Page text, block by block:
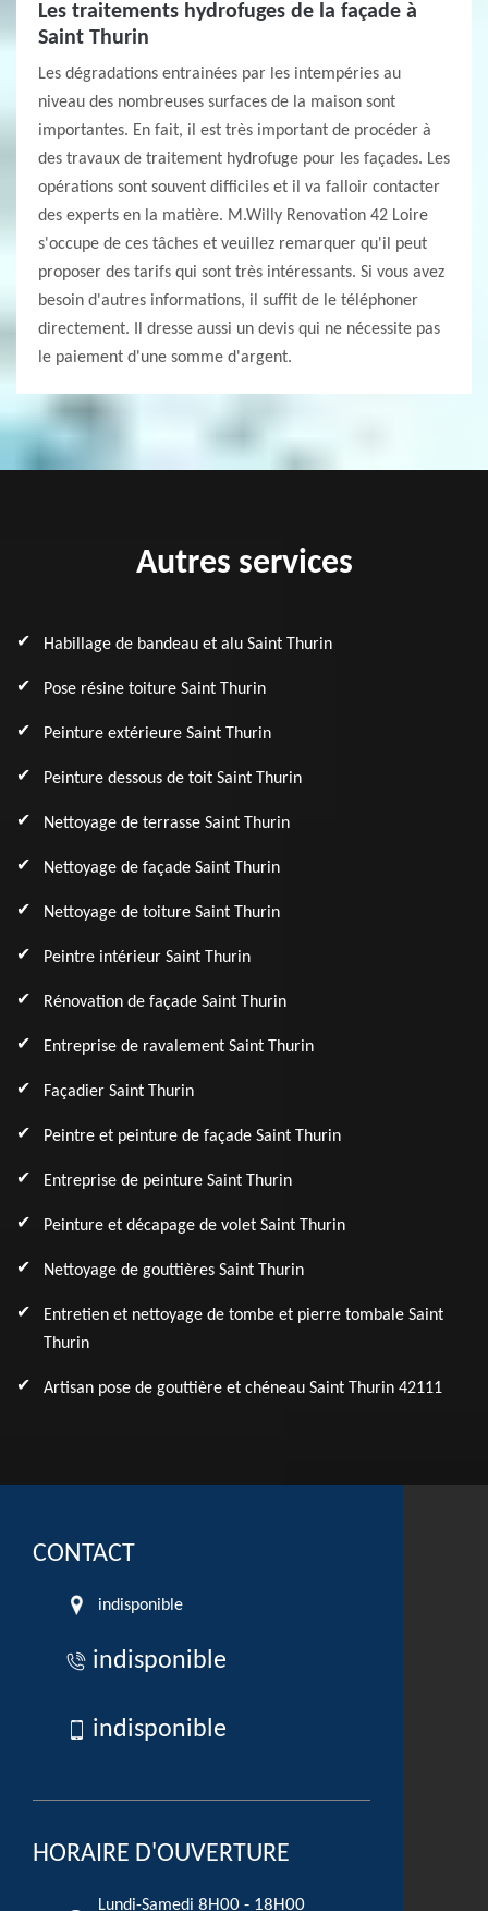
Les traitements hydrofuges de la façade à
Saint Thurin
Les dégradations entrainées par les intempéries au
niveau des nombreuses surfaces de la maison sont
importantes. En fait, il est très important de procéder à
des travaux de traitement hydrofuge pour les façades. Les
opérations sont souvent difficiles et il va falloir contacter
des experts en la matière. M.Willy Renovation 42 Loire
s'occupe de ces tâches et veuillez remarquer qu'il peut
proposer des tarifs qui sont très intéressants. Si vous avez
besoin d'autres informations, il suffit de le téléphoner
directement. Il dresse aussi un devis qui ne nécessite pas
le paiement d'une somme d'argent.
Autres services
Habillage de bandeau et alu Saint Thurin
Pose résine toiture Saint Thurin
Peinture extérieure Saint Thurin
Peinture dessous de toit Saint Thurin
Nettoyage de terrasse Saint Thurin
Nettoyage de façade Saint Thurin
Nettoyage de toiture Saint Thurin
Peintre intérieur Saint Thurin
Rénovation de façade Saint Thurin
Entreprise de ravalement Saint Thurin
Façadier Saint Thurin
Peintre et peinture de façade Saint Thurin
Entreprise de peinture Saint Thurin
Peinture et décapage de volet Saint Thurin
Nettoyage de gouttières Saint Thurin
Entretien et nettoyage de tombe et pierre tombale Saint
Thurin
Artisan pose de gouttière et chéneau Saint Thurin 42111
CONTACT
indisponible
indisponible
indisponible
HORAIRE D'OUVERTURE
Lundi-Samedi 8H00 - 18H00